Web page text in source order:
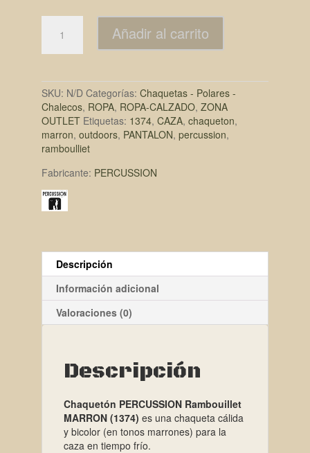
Añadir al carrito
SKU: N/D Categorías: Chaquetas - Polares -
Chalecos, ROPA, ROPA-CALZADO, ZONA
OUTLET Etiquetas: 1374, CAZA, chaqueton,
marron, outdoors, PANTALON, percussion,
ramboulliet
Fabricante: PERCUSSION
Descripción
Información adicional
Valoraciones (0)
Descripción
Chaquetón PERCUSSION Rambouillet
MARRON (1374) es una chaqueta cálida
y bicolor (en tonos marrones) para la
caza en tiempo frío.